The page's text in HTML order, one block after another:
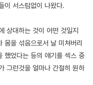
이 서스럼없이 나왔다.
상대하는 것이 어떤 것일지
몸을 섞음으로서 날 미쳐버리
했었다는 등의 얘기를 섹스 중
그런것을 얼마나 간절히 원하